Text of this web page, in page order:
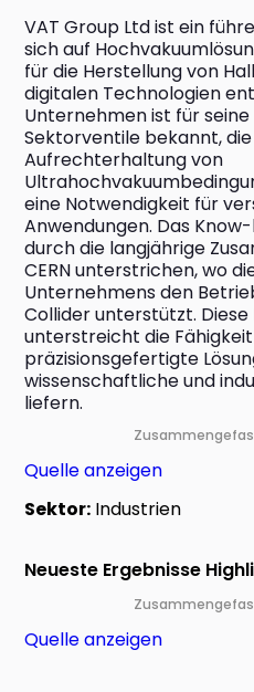
VAT Group Ltd ist ein
sich auf
für die Herstellung von
digitalen Technologien
Unternehmen ist für
Sektorventile bekannt,
Aufrechterhaltung von
eine Notwendigkeit für
Anwendungen. Das
durch die langjährige
CERN unterstrichen, wo
Unternehmens den
Collider unterstützt.
unterstreicht die Fähigkeit
präzisionsgefertigte
wissenschaftliche und
liefern.
Quelle anzeigen
Sektor: Industrien
Neueste Ergebnisse
Quelle anzeigen